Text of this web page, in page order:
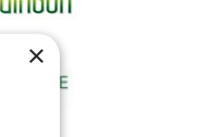
×